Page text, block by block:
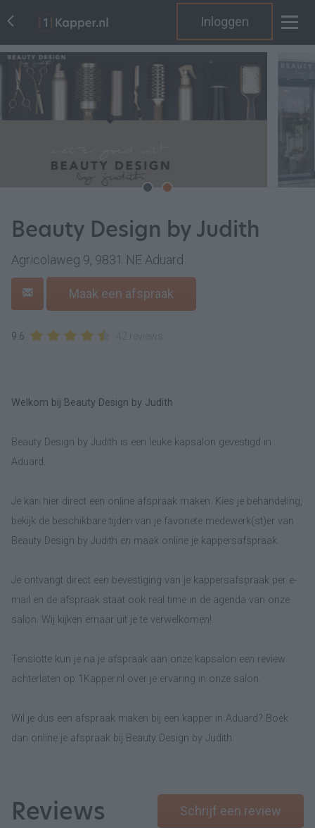
Inloggen
Beauty Design by Judith
Agricolaweg 9, 9831 NE Aduard
Maak een afspraak
9.6
Welkom bij Beauty Design by Judith
Beauty Design by Judith is een leuke kapsalon gevestigd in
Aduard.
Je kan hier direct een online afspraak maken. Kies je behandeling,
bekijk de beschikbare tijden van je favoriete medewerk(st)er van
Beauty Design by Judith en maak online je kappersafspraak.
Je ontvangt direct een bevestiging van je kappersafspraak per e-
mail en de afspraak staat ook real time in de agenda van onze
salon. Wij kijken ernaar uit je te verwelkomen!
Tenslotte kun je na je afspraak aan onze kapsalon een review
achterlaten op 1Kapper.nl over je ervaring in onze salon.
Wil je dus een afspraak maken bij een kapper in Aduard? Boek
dan online je afspraak bij Beauty Design by Judith.
Reviews Schrijf een review